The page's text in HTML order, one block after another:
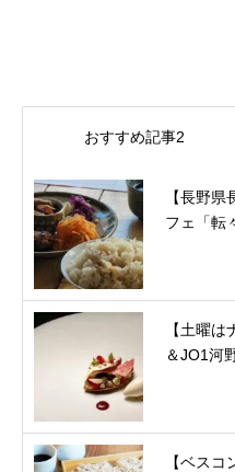
おすすめ記事2
【長野
フェ「転
【土曜
＆JO1河
【ベス